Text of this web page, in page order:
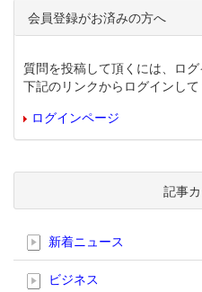
会員登録がお済みの方へ
質問を投稿して頂くには、ログ
下記のリンクからログインして
ログインページ
記事
新着ニュース
ビジネス